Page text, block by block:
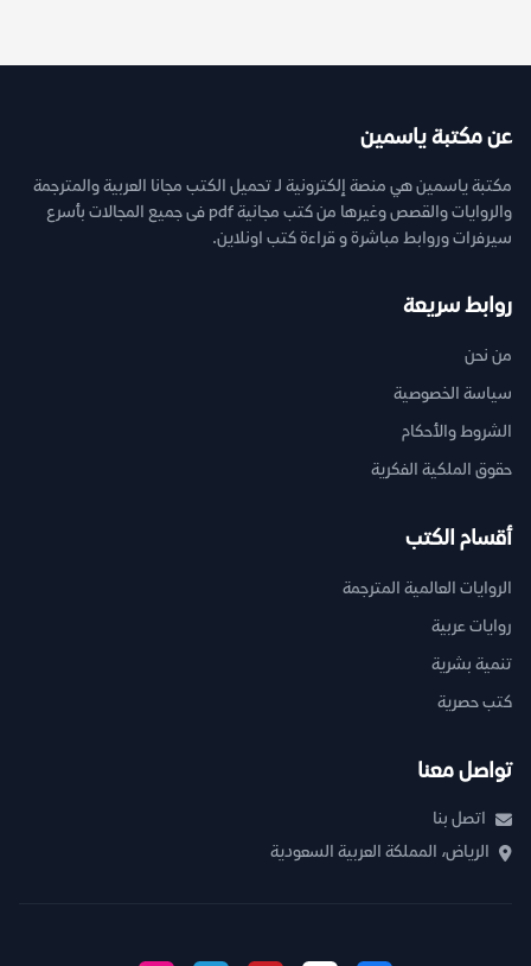
عن مكتبة ياسمين
مكتبة ياسمين هي منصة إلكترونية لـ تحميل الكتب مجانا العربية والمترجمة
والروايات والقصص وغيرها من كتب مجانية pdf فى جميع المجالات بأسرع
سيرفرات وروابط مباشرة و قراءة كتب اونلاين.
روابط سريعة
من نحن
سياسة الخصوصية
الشروط والأحكام
حقوق الملكية الفكرية
أقسام الكتب
الروايات العالمية المترجمة
روايات عربية
تنمية بشرية
كتب حصرية
تواصل معنا
اتصل بنا
الرياض، المملكة العربية السعودية